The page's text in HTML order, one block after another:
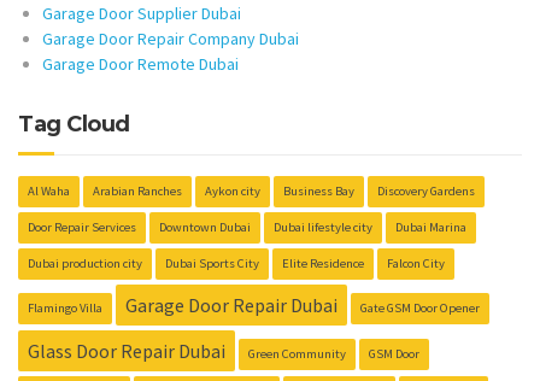
Garage Door Supplier Dubai
Garage Door Repair Company Dubai
Garage Door Remote Dubai
Tag Cloud
Al Waha Arabian Ranches Aykon city Business Bay Discovery Gardens
Door Repair Services Downtown Dubai Dubai lifestyle city Dubai Marina
Dubai production city Dubai Sports City Elite Residence Falcon City
Flamingo Villa Garage Door Repair Dubai Gate GSM Door Opener
Glass Door Repair Dubai Green Community GSM Door